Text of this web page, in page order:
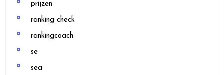
prijzen
ranking check
rankingcoach
se
sea